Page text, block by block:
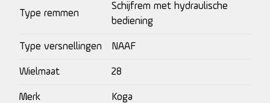
Type remmen
Schijfrem met hydraulische
bediening
Type versnellingen NAAF
Wielmaat 28
Merk Koga